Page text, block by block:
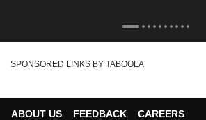
SPONSORED LINKS BY TABOOLA
ABOUT US FEEDBACK
CAREERS